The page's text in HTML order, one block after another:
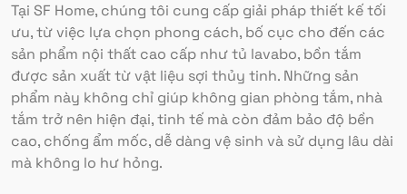
Tại SF Home, chúng tôi cung cấp giải pháp thiết kế tối
ưu, từ việc lựa chọn phong cách, bố cục cho đến các
sản phẩm nội thất cao cấp như tủ lavabo, bồn tắm
được sản xuất từ vật liệu sợi thủy tinh. Những sản
phẩm này không chỉ giúp không gian phòng tắm, nhà
tắm trở nên hiện đại, tinh tế mà còn đảm bảo độ bền
cao, chống ẩm mốc, dễ dàng vệ sinh và sử dụng lâu dài
mà không lo hư hỏng.